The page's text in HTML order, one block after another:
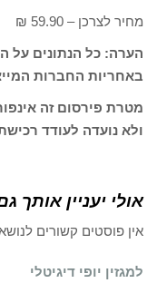
מחיר לצרכן – 59.90 ₪
הערה: כל הנתונים על
באחריות החברות
מטרת פירסום זה
ולא נועדה לעודד
אולי יעניין אותך
אין פוסטים קשורים
למגזין יופי דיגיטלי